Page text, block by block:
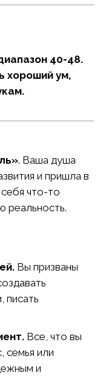
40-48.
хороший ум,
. Ваша душа
и пришла в
что-то
реальность.
Вы призваны
писать
Все, что вы
семья или
и